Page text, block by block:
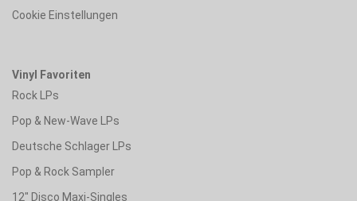
Cookie Einstellungen
Vinyl Favoriten
Rock LPs
Pop & New-Wave LPs
Deutsche Schlager LPs
Pop & Rock Sampler
12" Disco Maxi-Singles